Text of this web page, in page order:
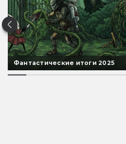
Фантастические итоги 2025